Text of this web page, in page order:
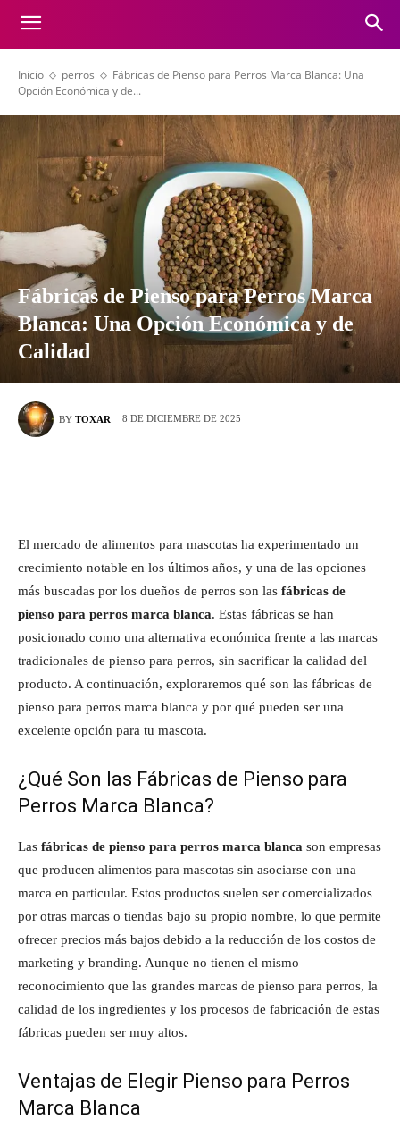
Inicio perros
Fábricas de Pienso para Perros Marca Blanca: Una
Opción Económica y de...
Fábricas de Pienso para Perros Marca
Blanca: Una Opción Económica y de
Calidad
BY TOXAR 8 DE DICIEMBRE DE 2025
El mercado de alimentos para mascotas ha experimentado un
crecimiento notable en los últimos años, y una de las opciones
más buscadas por los dueños de perros son las fábricas de
pienso para perros marca blanca. Estas fábricas se han
posicionado como una alternativa económica frente a las marcas
tradicionales de pienso para perros, sin sacrificar la calidad del
producto. A continuación, exploraremos qué son las fábricas de
pienso para perros marca blanca y por qué pueden ser una
excelente opción para tu mascota.
¿Qué Son las Fábricas de Pienso para
Perros Marca Blanca?
Las fábricas de pienso para perros marca blanca son empresas
que producen alimentos para mascotas sin asociarse con una
marca en particular. Estos productos suelen ser comercializados
por otras marcas o tiendas bajo su propio nombre, lo que permite
ofrecer precios más bajos debido a la reducción de los costos de
marketing y branding. Aunque no tienen el mismo
reconocimiento que las grandes marcas de pienso para perros, la
calidad de los ingredientes y los procesos de fabricación de estas
fábricas pueden ser muy altos.
Ventajas de Elegir Pienso para Perros
Marca Blanca